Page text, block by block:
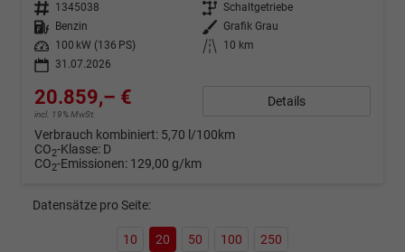
Fahrzeugnr. 1345038 Getriebe Schaltgetriebe
Kraftstoff
Benzin Außenfarbe
Grafik Grau
Leistung
100 kW (136 PS) Kilometerstand
10 km
31.07.2026
20.859,– €
incl. 19% MwSt.
Details
Verbrauch kombiniert: 5,70 l/100km
CO2-Klasse: D
CO2-Emissionen: 129,00 g/km
Datensätze pro Seite:
10 20 50 100 250